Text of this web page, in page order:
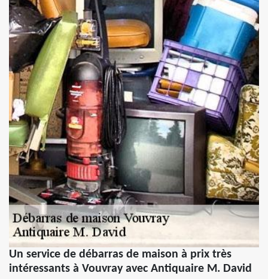
Un service de débarras de maison à prix très
intéressants à Vouvray avec Antiquaire M. David